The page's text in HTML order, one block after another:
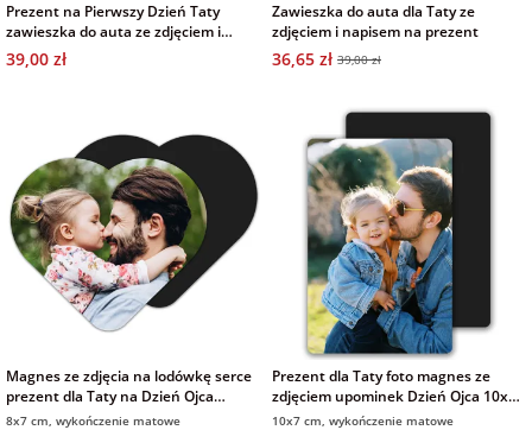
Bombki ze
zdjęciem
Dodatki i
opakowania
na pamiątkę z
na Dzień
Chłopaka
na Dzień Kobiet
na walentynki
na mikołajki
dla chłopaka
dla przyjaciółki
dla przyjaciela
Prezent na Pierwszy Dzień Taty
zawieszka do auta ze zdjęciem i
własnym tekstem
39,00 zł
Zawieszka do auta dla Taty ze
zdjęciem i napisem na prezent
36,65 zł 39,00 zł
Magnes ze zdjęcia na lodówkę serce
prezent dla Taty na Dzień Ojca
wykończenie matowe
8x7 cm, wykończenie matowe
Prezent dla Taty foto magnes ze
zdjęciem upominek Dzień Ojca 10x7
cm wykończenie matowe
10x7 cm, wykończenie matowe